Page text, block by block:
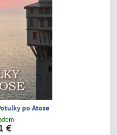
po Atose
€